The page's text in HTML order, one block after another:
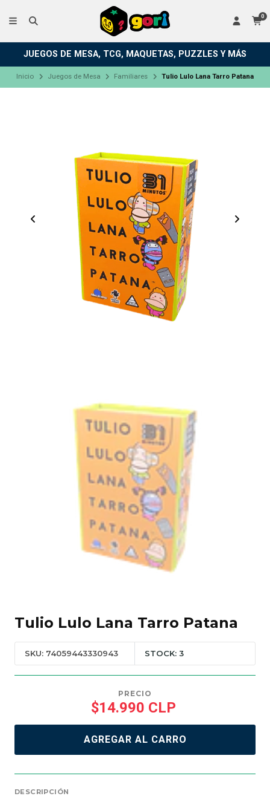
0
JUEGOS DE MESA, TCG, MAQUETAS, PUZZLES Y MÁS
Inicio Juegos de Mesa Familiares Tulio Lulo Lana Tarro Patana
Tulio Lulo Lana Tarro Patana
SKU: 74059443330943 STOCK: 3
PRECIO
$14.990 CLP
AGREGAR AL CARRO
DESCRIPCIÓN